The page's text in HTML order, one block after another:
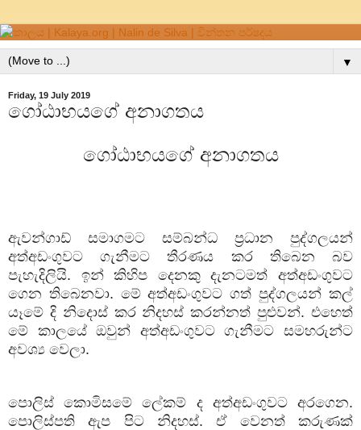
▼
Friday, 19 July 2019
ගෝඨාභයගේ අනාගතය
ගෝඨාභයගේ අනාගතය
ඇවන්ගාඩ් සමාගමට සම්බන්ධ ප්‍රධාන පුද්ගලයන්
අත්අඩංගුවට ගැනීමට තීරණය කර තිබෙන බව
පැහැදිලියි. ඉන් කිහිප දෙනකු දැනටමත් අත්අඩංගුවට
ගෙන තිබෙනවා. මේ අත්අඩංගුවට ගත් පුද්ගලයන් කල්
යෑමේ දි නිදොස් කර නිදහස් කරන්නත් පුළුවන්. එහෙත්
මේ කාලයේ ඔවුන් අත්අඩංගුවට ගැනීමට සමහරුන්ට
අවශ්‍ය වෙලා.
පොලිස් කොමිසමේ ලේකම් ද අත්අඩංගුවට අරගෙන.
පොලිස්පති ඇප පිට නිදහස්. ඒ වෙනත් කරුණක්